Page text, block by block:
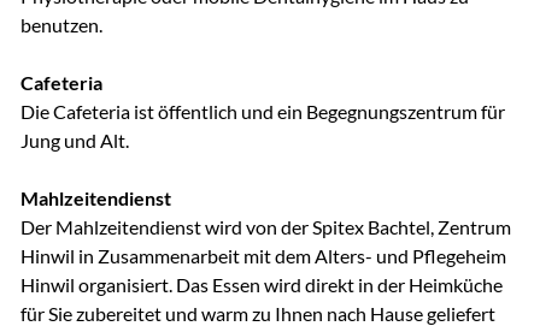
benutzen.
Cafeteria
Die Cafeteria ist öffentlich und ein Begegnungszentrum für
Jung und Alt.
Mahlzeitendienst
Der Mahlzeitendienst wird von der Spitex Bachtel, Zentrum
Hinwil in Zusammenarbeit mit dem Alters- und Pflegeheim
Hinwil organisiert. Das Essen wird direkt in der Heimküche
für Sie zubereitet und warm zu Ihnen nach Hause geliefert